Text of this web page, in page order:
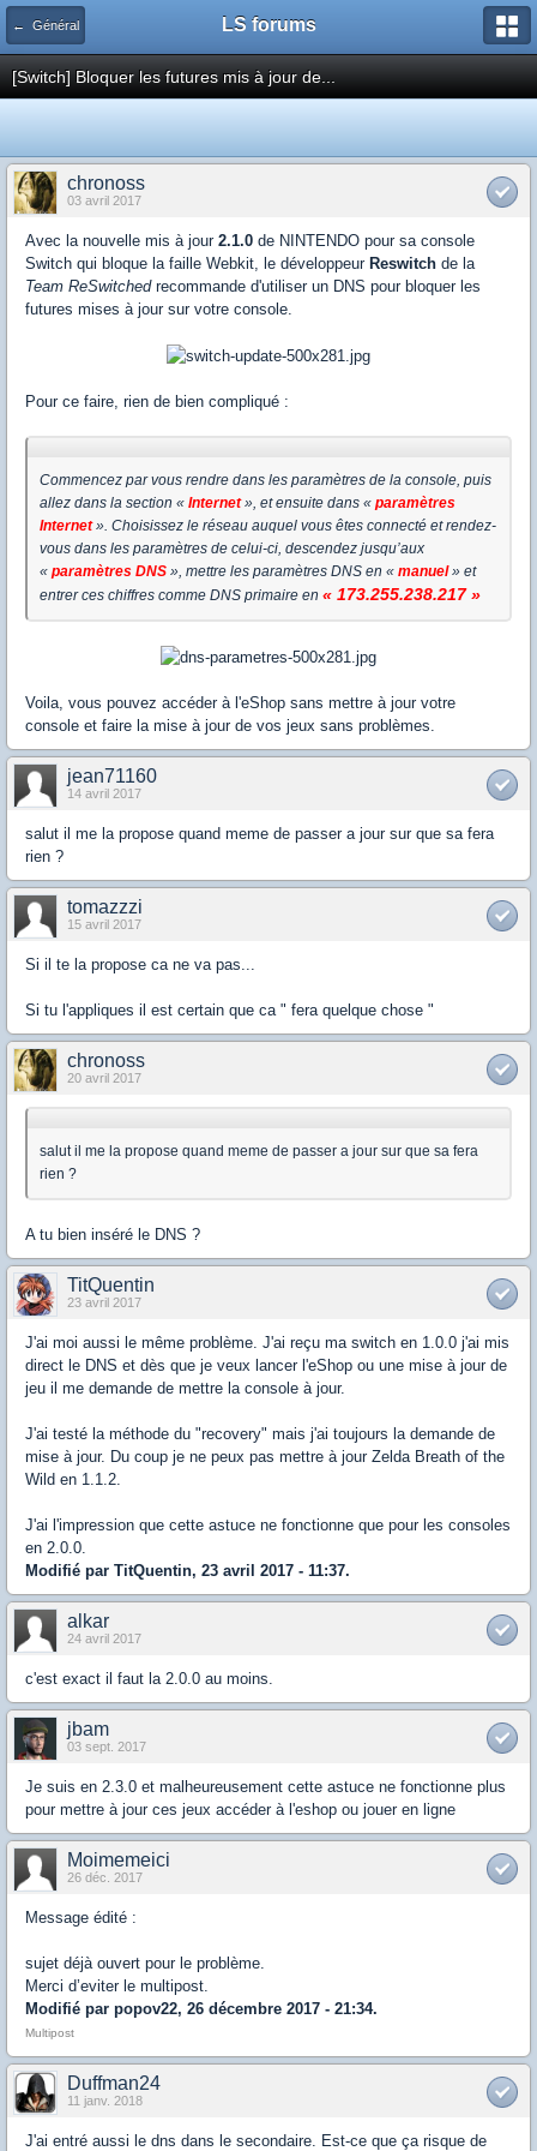
← Général LS forums
[Switch] Bloquer les futures mis à jour de...
chronoss
03 avril 2017
Avec la nouvelle mis à jour 2.1.0 de NINTENDO pour sa console
Switch qui bloque la faille Webkit, le développeur Reswitch de la
Team ReSwitchedrecommande d'utiliser un DNS pour bloquer les
futures mises à jour sur votre console.
Pour ce faire, rien de bien compliqué :
Commencez par vous rendre dans les paramètres de la console, puis
allez dans la section « Internet», et ensuite dans « paramètres
Internet». Choisissez le réseau auquel vous êtes connecté et rendez-
vous dans les paramètres de celui-ci, descendez jusqu’aux
« paramètres DNS », mettre les paramètres DNS en « manuel» et
entrer ces chiffres comme DNS primaire en « 173.255.238.217 »
Voila, vous pouvez accéder à l'eShop sans mettre à jour votre
console et faire la mise à jour de vos jeux sans problèmes.
jean71160
14 avril 2017
salut il me la propose quand meme de passer a jour sur que sa fera
rien ?
tomazzzi
15 avril 2017
Si il te la propose ca ne va pas...
Si tu l'appliques il est certain que ca " fera quelque chose "
chronoss
20 avril 2017
salut il me la propose quand meme de passer a jour sur que sa fera
rien ?
A tu bien inséré le DNS ?
TitQuentin
23 avril 2017
J'ai moi aussi le même problème. J'ai reçu ma switch en 1.0.0 j'ai mis
direct le DNS et dès que je veux lancer l'eShop ou une mise à jour de
jeu il me demande de mettre la console à jour.
J'ai testé la méthode du "recovery" mais j'ai toujours la demande de
mise à jour. Du coup je ne peux pas mettre à jour Zelda Breath of the
Wild en 1.1.2.
J'ai l'impression que cette astuce ne fonctionne que pour les consoles
en 2.0.0.
Modifié par TitQuentin, 23 avril 2017 - 11:37.
alkar
24 avril 2017
c'est exact il faut la 2.0.0 au moins.
jbam
03 sept. 2017
Je suis en 2.3.0 et malheureusement cette astuce ne fonctionne plus
pour mettre à jour ces jeux accéder à l'eshop ou jouer en ligne
Moimemeici
26 déc. 2017
Message édité :
sujet déjà ouvert pour le problème.
Merci d’eviter le multipost.
Modifié par popov22, 26 décembre 2017 - 21:34.
Multipost
Duffman24
11 janv. 2018
J'ai entré aussi le dns dans le secondaire. Est-ce que ça risque de